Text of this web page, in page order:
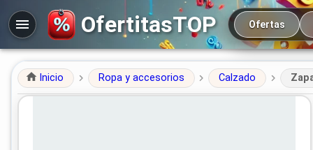
OfertitasTOP Navegación
Ofertas
Inicio Ropa y accesorios Calzado